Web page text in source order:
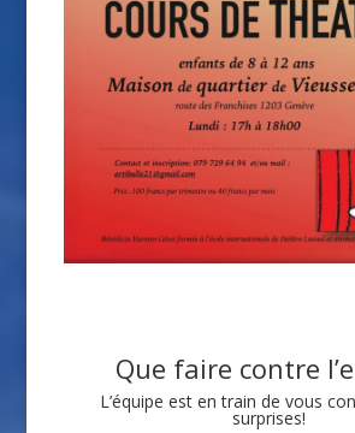
Que faire contre
L’équipe est en train de vous
surprises!